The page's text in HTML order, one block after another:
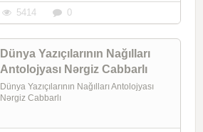
5414 0
Dünya Yazıçılarının Nağılları
Antolojyası Nərgiz Cabbarlı
Dünya Yazıçılarının Nağılları Antolojyası
Nərgiz Cabbarlı